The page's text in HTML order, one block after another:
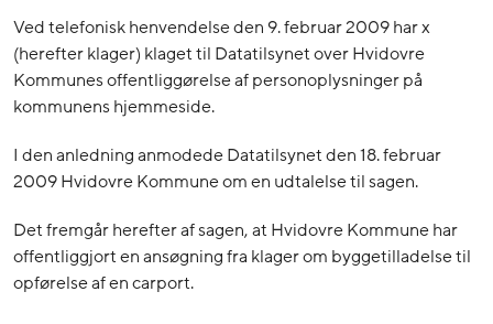
Ved telefonisk henvendelse den 9. februar 2009 har x
(herefter klager) klaget til Datatilsynet over Hvidovre
Kommunes offentliggørelse af personoplysninger på
kommunens hjemmeside.
I den anledning anmodede Datatilsynet den 18. februar
2009 Hvidovre Kommune om en udtalelse til sagen.
Det fremgår herefter af sagen, at Hvidovre Kommune har
offentliggjort en ansøgning fra klager om byggetilladelse til
opførelse af en carport.